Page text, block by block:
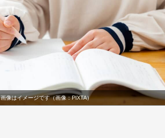
画像はイメージです（画像：PIXTA）